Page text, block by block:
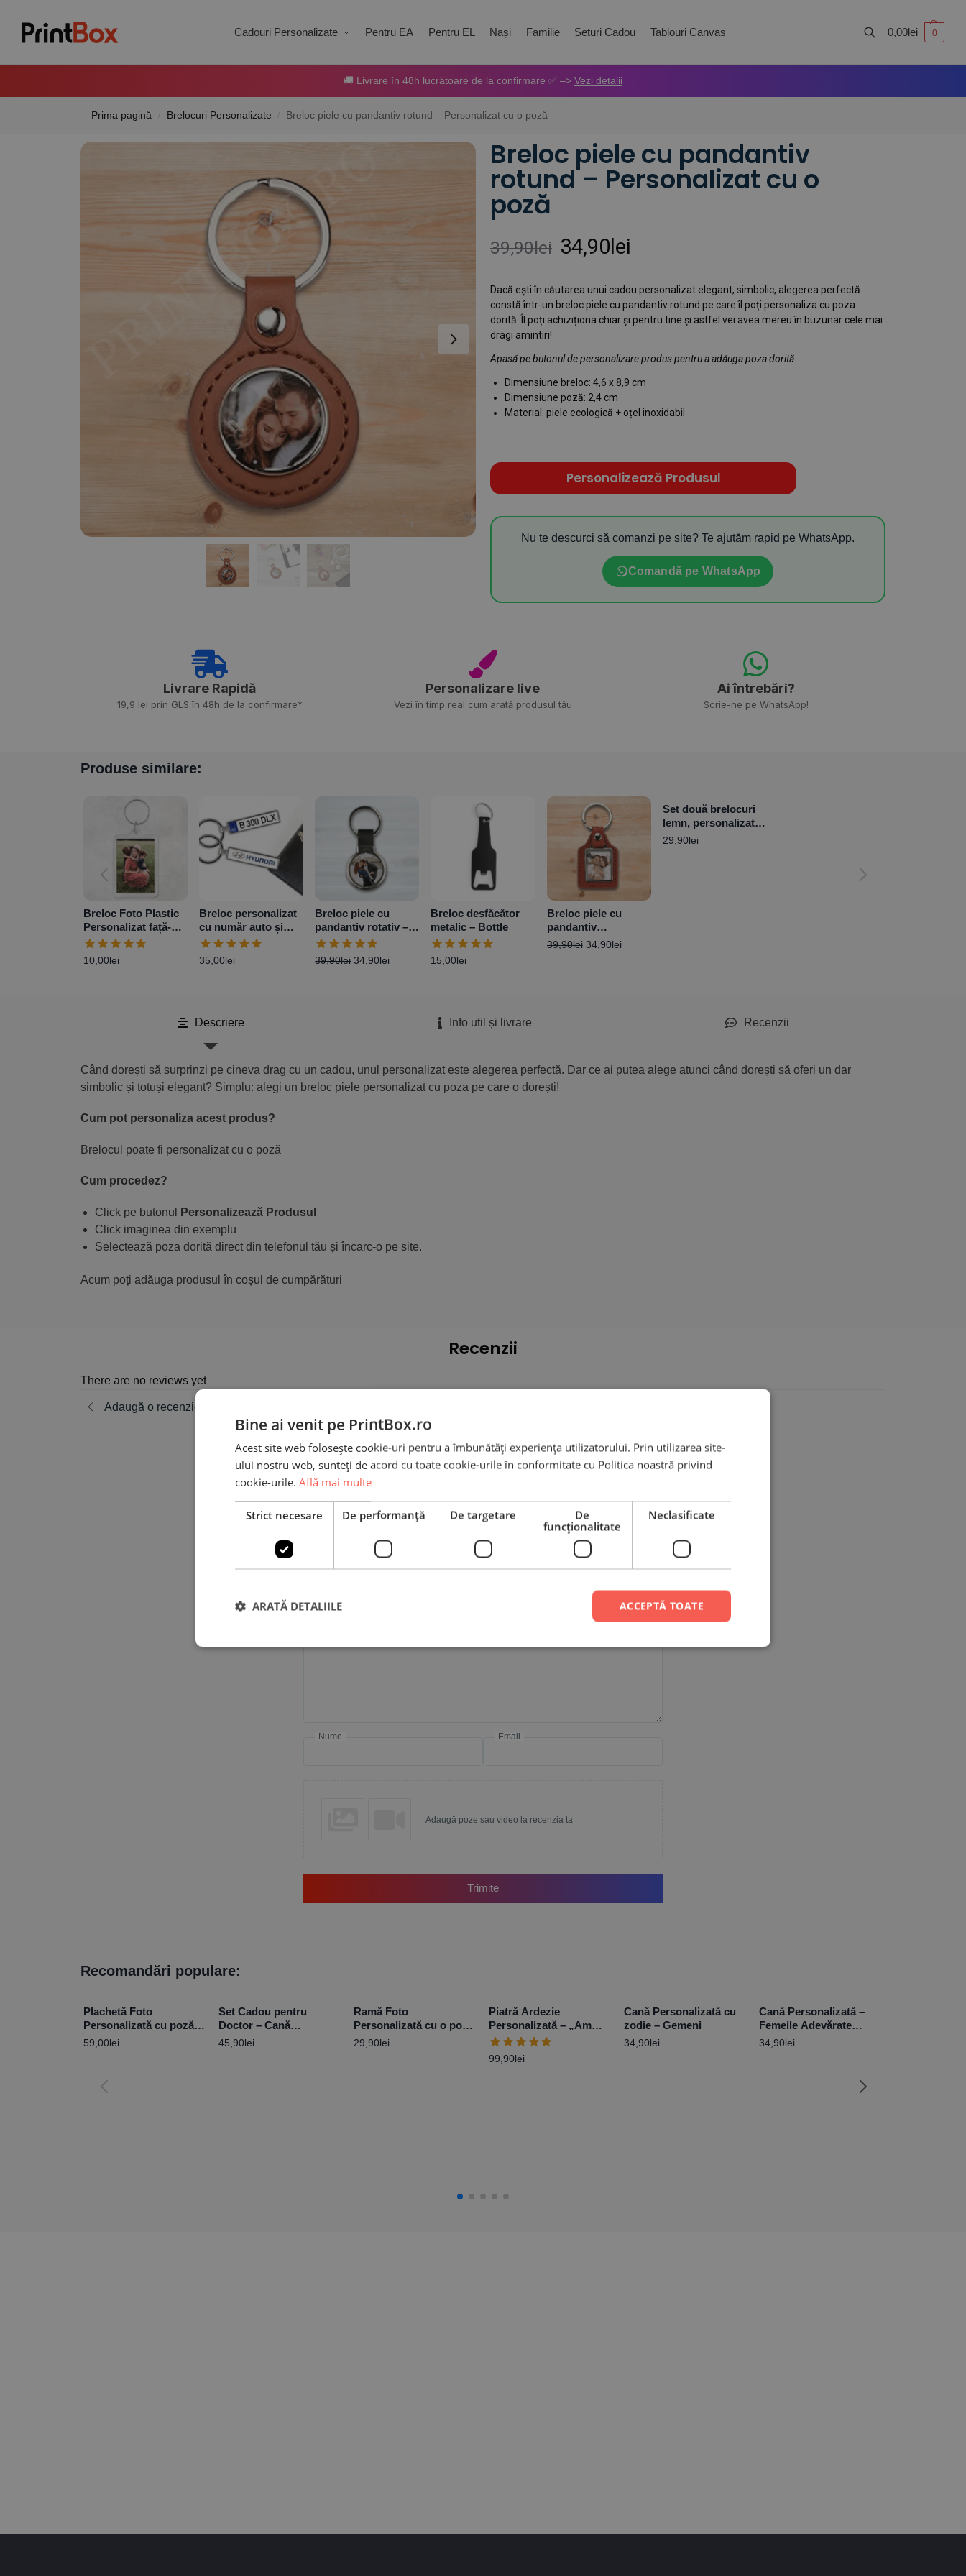
Cadouri Personalizate Pentru EA Pentru EL Nași Familie Seturi Cadou Tablouri Canvas
Search
0,00lei 0
🚚 Livrare în 48h lucrătoare de la confirmare ✅ –> Vezi detalii
Prima pagină / Brelocuri Personalizate / Breloc piele cu pandantiv rotund – Personalizat cu o poză
Breloc piele cu pandantiv
rotund – Personalizat cu o
poză
39,90lei 34,90 lei
Dacă ești în căutarea unui cadou personalizat elegant, simbolic, alegerea perfectă
constă într-un breloc piele cu pandantiv rotund pe care îl poți personaliza cu poza
dorită. Îl poți achiziționa chiar și pentru tine și astfel vei avea mereu în buzunar cele mai
dragi amintiri!
Apasă pe butonul de personalizare produs pentru a adăuga poza dorită.
Dimensiune breloc: 4,6 x 8,9 cm
Dimensiune poză: 2,4 cm
Material: piele ecologică + oțel inoxidabil
Personalizează Produsul
Nu te descurci să comanzi pe site? Te ajutăm rapid pe WhatsApp.
Comandă pe WhatsApp
Livrare Rapidă​
19,9 lei prin GLS în 48h de la confirmare*
Personalizare live
Vezi în timp real cum arată produsul tău
Ai întrebări?
Scrie-ne pe WhatsApp!
Produse similare:
Breloc Foto Plastic
Personalizat față-
verso cu poze sau
text
10,00lei
Breloc personalizat
cu număr auto și
siglă auto sau mesaj
35,00lei
Breloc piele cu
pandantiv rotativ –
personalizat cu
două poze
39,90lei 34,90lei
Breloc desfăcător
metalic – Bottle
15,00lei
Breloc piele cu
pandantiv
dreptunghi –
39,90lei 34,90lei
Set două brelocuri
lemn, personalizate
cu nume – Inimă
29,90lei
Descriere Info util și livrare Recenzii
Când dorești să surprinzi pe cineva drag cu un cadou, unul personalizat este alegerea perfectă. Dar ce ai putea alege atunci când dorești să oferi un dar
simbolic și totuși elegant? Simplu: alegi un breloc piele personalizat cu poza pe care o dorești!
Cum pot personaliza acest produs?
Brelocul poate fi personalizat cu o poză
Cum procedez?
Click pe butonul
Personalizează Produsul
Click imaginea din exemplu
Selectează poza dorită direct din telefonul tău și încarc-o pe site.
Acum poți adăuga produsul în coșul de cumpărături
Recenzii
There are no reviews yet
Adaugă o recenzie
Breloc piele cu pandantiv
poză
Scrie recenzia ta
Nume Email
Adaugă poze sau video la recenzia ta
Trimite
Recomandări populare:
Plachetă Foto
Personalizată cu poză și
mesaj – Hearts
59,00lei
Set Cadou pentru
Doctor – Cană
Personalizată + Pix
45,90lei
Ramă Foto
Personalizată cu o poză
10×15 cm – Verde
29,90lei
Piatră Ardezie
Personalizată – „Am
spus DA”
99,90lei
Cană Personalizată cu
zodie – Gemeni
34,90lei
Cană Personalizată –
Femeile Adevărate
conduc BMW
34,90lei
Bine ai venit pe PrintBox.ro
Acest site web folosește cookie-uri pentru a îmbunătăți experiența utilizatorului. Prin utilizarea site-
ului nostru web, sunteți de acord cu toate cookie-urile în conformitate cu Politica noastră privind
cookie-urile. Află mai multe
Strict necesare De performanță De targetare
De
funcţionalitate
Neclasificate
ACCEPTĂ TOATE
ARATĂ DETALIILE